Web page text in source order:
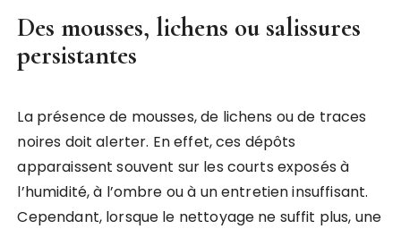
Des mousses, lichens ou salissures
persistantes
La présence de mousses, de lichens ou de traces
noires doit alerter. En effet, ces dépôts
apparaissent souvent sur les courts exposés à
l’humidité, à l’ombre ou à un entretien insuffisant.
Cependant, lorsque le nettoyage ne suffit plus, une